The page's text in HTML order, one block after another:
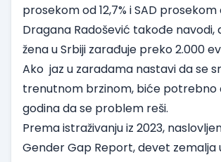
prosekomod 12,7% iSAD prosekom
Dragana Radošević takođe navodi,
žena u Srbiji zarađuje preko 2.000
Ako jaz u zaradama nastavi da se
trenutnom brzinom, biće potrebno
godina da se problem reši.
Prema istraživanju iz 2023,
Gender Gap Report, devet zemalja